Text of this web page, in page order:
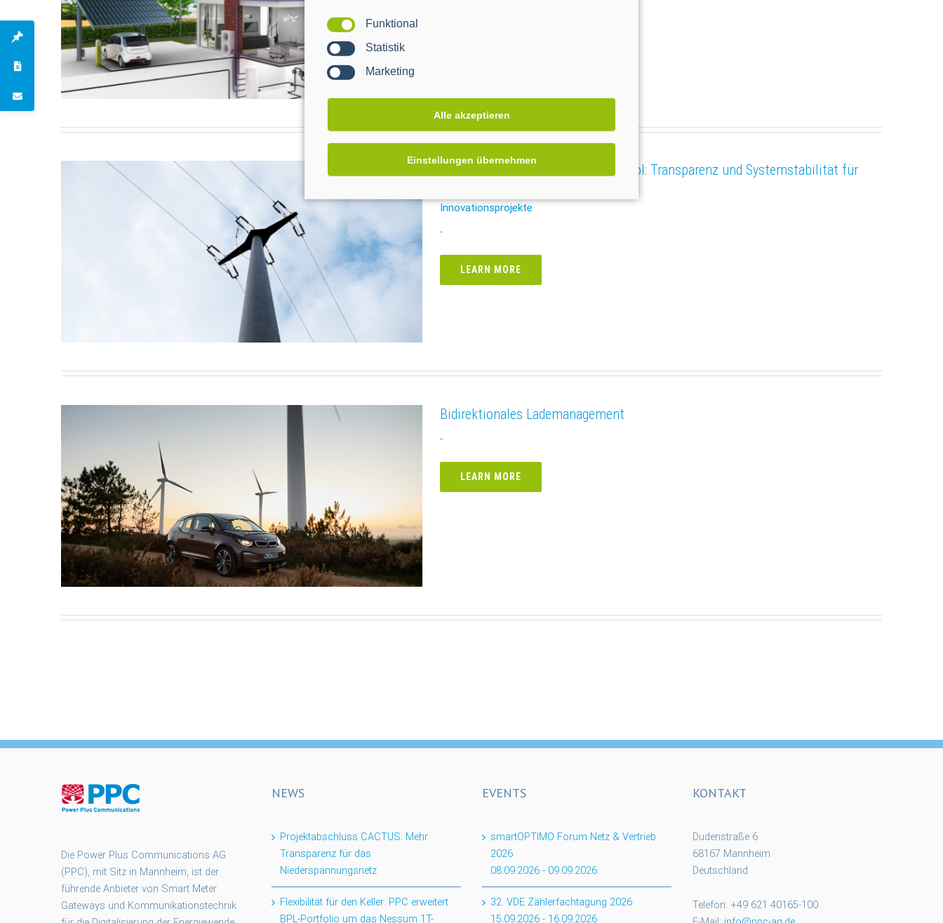
Funktional
Statistik
Marketing
Alle akzeptieren
Einstellungen übernehmen
CACTUS – Connect, Assist & Control: Transparenz und Systemstabilität für
Innovationsprojekte
-
LEARN MORE
Bidirektionales Lademanagement
-
LEARN MORE
Die Power Plus Communications AG
(PPC), mit Sitz in Mannheim, ist der
führende Anbieter von Smart Meter
Gateways und Kommunikationstechnik
NEWS
Projektabschluss CACTUS: Mehr
Transparenz für das
Niederspannungsnetz
Flexibilität für den Keller: PPC erweitert
BPL-Portfolio um das Nessum 1T-
EVENTS
smartOPTIMO Forum Netz & Vertrieb
2026
08.09.2026 - 09.09.2026
32. VDE Zählerfachtagung 2026
15.09.2026 - 16.09.2026
KONTAKT
Dudenstraße 6
68167 Mannheim
Deutschland
Telefon: +49 621 40165-100